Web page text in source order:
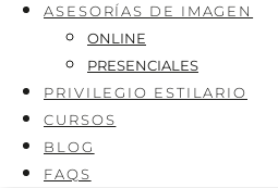
ASESORÍAS DE IMAGEN
ONLINE
PRESENCIALES
PRIVILEGIO ESTILARIO
CURSOS
BLOG
FAQS